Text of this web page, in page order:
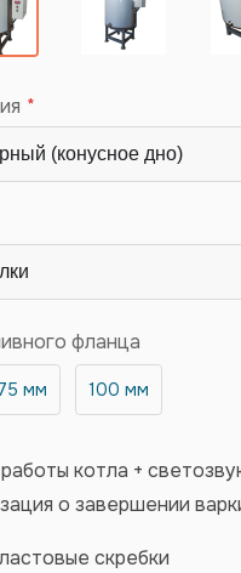
фланца
мм 100 мм
котла +
о завершении
скребки